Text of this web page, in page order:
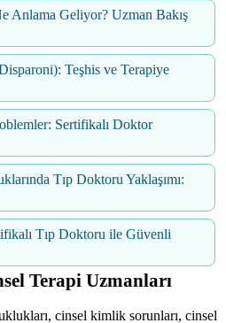
Anlama Geliyor? Uzman Bakış
Teşhis ve Terapiye
Sertifikalı Doktor
Tıp Doktoru Yaklaşımı:
Tıp Doktoru ile Güvenli
Terapi Uzmanları
cinsel kimlik sorunları, cinsel